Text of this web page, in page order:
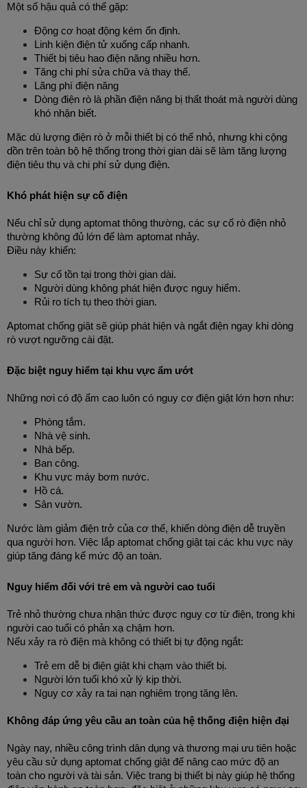
Một số hậu quả có thể gặp:
Động cơ hoạt động kém ổn định.
Linh kiện điện tử xuống cấp nhanh.
Thiết bị tiêu hao điện năng nhiều hơn.
Tăng chi phí sửa chữa và thay thế.
Lãng phí điện năng
Dòng điện rò là phần điện năng bị thất thoát mà người dùng
khó nhận biết.
Mặc dù lượng điện rò ở mỗi thiết bị có thể nhỏ, nhưng khi cộng
dồn trên toàn bộ hệ thống trong thời gian dài sẽ làm tăng lượng
điện tiêu thụ và chi phí sử dụng điện.
Khó phát hiện sự cố điện
Nếu chỉ sử dụng aptomat thông thường, các sự cố rò điện nhỏ
thường không đủ lớn để làm aptomat nhảy.
Điều này khiến:
Sự cố tồn tại trong thời gian dài.
Người dùng không phát hiện được nguy hiểm.
Rủi ro tích tụ theo thời gian.
Aptomat chống giật sẽ giúp phát hiện và ngắt điện ngay khi dòng
rò vượt ngưỡng cài đặt.
Đặc biệt nguy hiểm tại khu vực ẩm ướt
Những nơi có độ ẩm cao luôn có nguy cơ điện giật lớn hơn như:
Phòng tắm.
Nhà vệ sinh.
Nhà bếp.
Ban công.
Khu vực máy bơm nước.
Hồ cá.
Sân vườn.
Nước làm giảm điện trở của cơ thể, khiến dòng điện dễ truyền
qua người hơn. Việc lắp aptomat chống giật tại các khu vực này
giúp tăng đáng kể mức độ an toàn.
Nguy hiểm đối với trẻ em và người cao tuổi
Trẻ nhỏ thường chưa nhận thức được nguy cơ từ điện, trong khi
người cao tuổi có phản xạ chậm hơn.
Nếu xảy ra rò điện mà không có thiết bị tự động ngắt:
Trẻ em dễ bị điện giật khi chạm vào thiết bị.
Người lớn tuổi khó xử lý kịp thời.
Nguy cơ xảy ra tai nạn nghiêm trọng tăng lên.
Không đáp ứng yêu cầu an toàn của hệ thống điện hiện đại
Ngày nay, nhiều công trình dân dụng và thương mại ưu tiên hoặc
yêu cầu sử dụng aptomat chống giật để nâng cao mức độ an
toàn cho người và tài sản. Việc trang bị thiết bị này giúp hệ thống